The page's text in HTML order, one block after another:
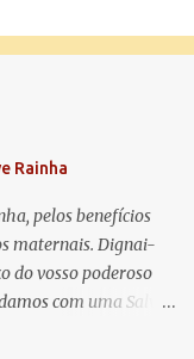
Rainha
pelos benefícios
maternais. Dignai-
do vosso poderoso
com uma Salve